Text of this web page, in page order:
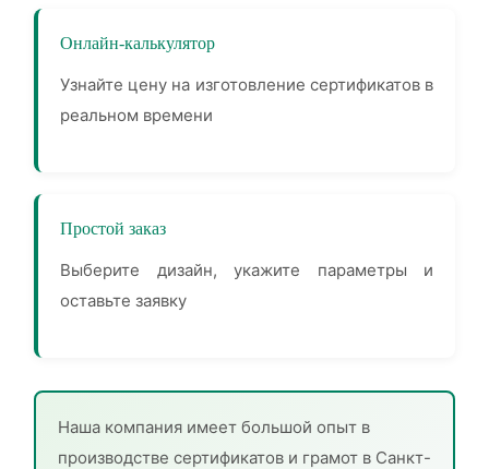
Онлайн-калькулятор
Узнайте цену на изготовление сертификатов в
реальном времени
Простой заказ
Выберите дизайн, укажите параметры и
оставьте заявку
Наша компания имеет большой опыт в
производстве сертификатов и грамот в Санкт-